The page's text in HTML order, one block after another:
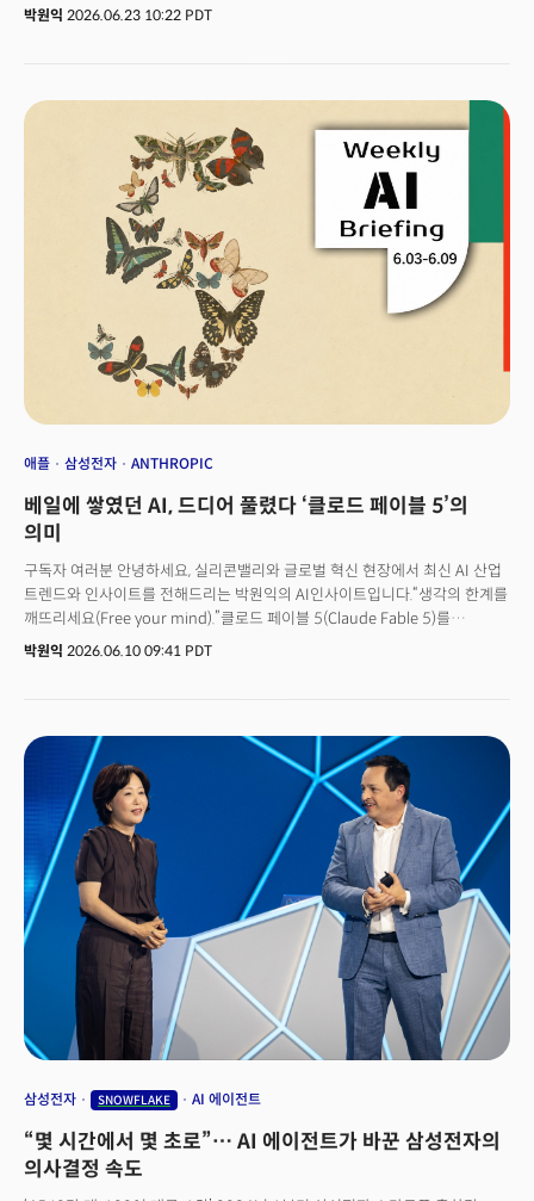
사노피의 내부 AI 에이전트인 ‘컨시어지(Concierge)’에 전화를 걸겠습니다.
즉각 제시했다. 과거 수 시간의 조사와 사실 확인이 필요했던 작업이 두세 번의
질문으로 몇 초 만에 완료된 것이다. 연 매출 80조원(2025년 기준,
436억2600만 유로)의 글로벌 제약사 사노피가 스노우플레이크와 함께
구축한 AI 에이전트 ‘컨시어지 포 더 필드(Concierge for Field)’ 시연이었다.
세계 곳곳의 사노피 영업 담당자들은 이 에이전트로 의사·의료기관을
방문하기 직전 필요한 정보를 즉시 확인해 활용한다.사노피는 1973년 프랑스
파리에서 시작된 다국적 바이오파마 기업이다. 핵심 치료 영역은 면역학·
신경학·종양학·희귀질환·백신 분야로 아토피 피부염 치료제 듀피젠트
(Dupixent·성분명 dupilumab) 등을 주력 제품으로 보유하고 있다. 제약사
사노피가 AI 업계의 주목을 받는 이유는 '스피드' 때문이다. 전통 산업의 틀을
깨고 AI를 대규모로 활용하는 첫 바이오파마 기업이 된 것. 이를 위해 IT·
데이터·AI·사이버보안·인프라·디지털 기능을 하나의 조직으로 통합했다. ‘AI
퍼스트 바이오파마’ 전략을 이끄는 사령탑이 바로 프렌하드 CDO다.
월트디즈니, 아이플릭스 등 미디어·엔터테인먼트 산업에서 디지털 전환을
주도하고 있다는 평가를 받는다. 레거시 기업의 AI 전환, AI 에이전트 활용이
샌프란시스코 컨퍼런스 현장에서 프렌하드 CDO를 단독으로 만나 AX 경험과
노하우, 전략에 관해 물었다.다음은 인터뷰 전문
박원익 2026.06.23 10:22 PDT
애플 삼성전자 ANTHROPIC
베일에 쌓였던 AI, 드디어 풀렸다 ‘클로드 페이블 5’의
의미
구독자 여러분 안녕하세요, 실리콘밸리와 글로벌 혁신 현장에서 최신 AI 산업
트렌드와 인사이트를 전해드리는 박원익의 AI인사이트입니다.“생각의 한계를
깨뜨리세요(Free your mind).”클로드 페이블 5(Claude Fable 5)를
테스트해 본 안드레 카파시의 반응입니다. 오픈AI 공동창업 멤버 출신으로
하면 된다는 주장입니다.
박원익 2026.06.10 09:41 PDT
삼성전자 SNOWFLAKE AI 에이전트
“몇 시간에서 몇 초로”… AI 에이전트가 바꾼 삼성전자의
의사결정 속도